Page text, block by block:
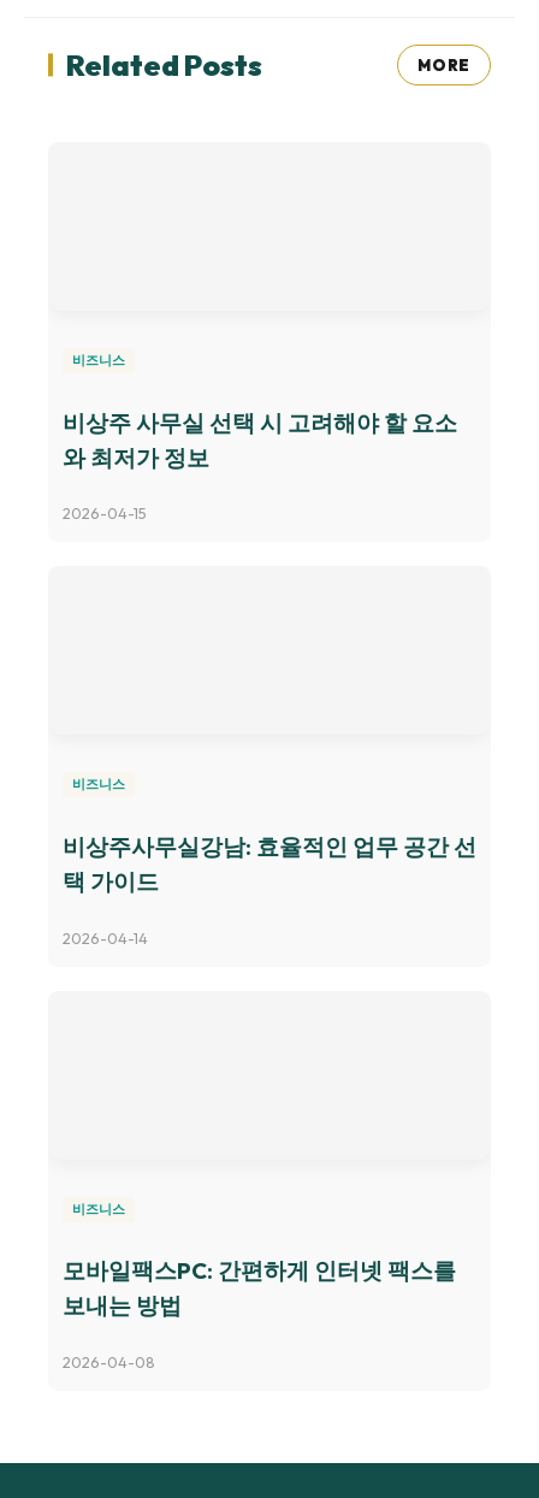
Related Posts MORE
비즈니스
비상주 사무실 선택 시 고려해야 할 요소
와 최저가 정보
2026-04-15
비즈니스
비상주사무실강남: 효율적인 업무 공간 선
택 가이드
2026-04-14
비즈니스
모바일팩스PC: 간편하게 인터넷 팩스를
보내는 방법
2026-04-08